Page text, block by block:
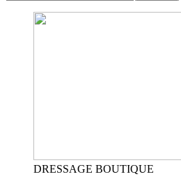
DRESSAGE BOUTIQUE